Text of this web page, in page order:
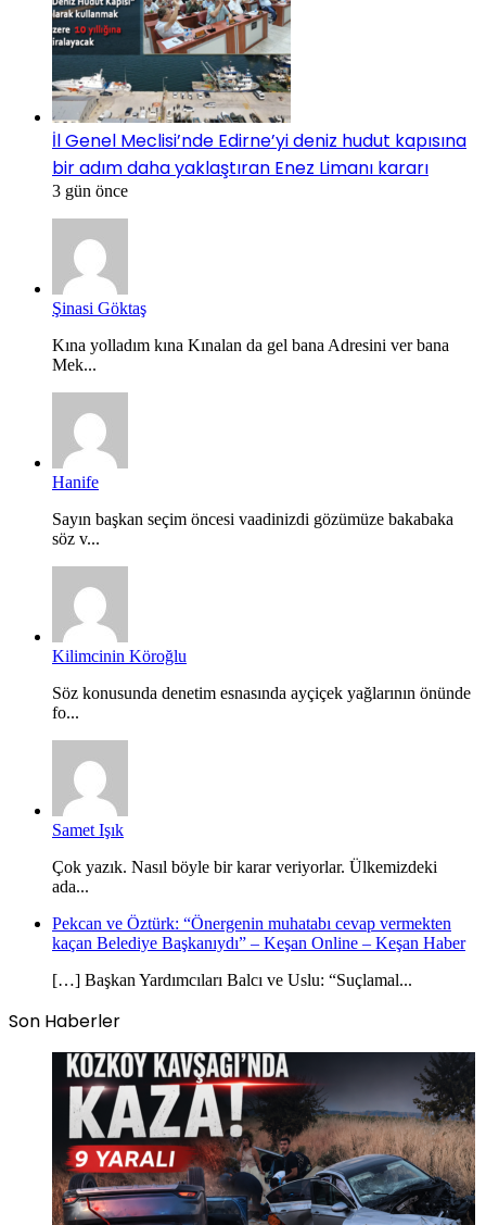
İl Genel Meclisi’nde Edirne’yi deniz hudut kapısına
bir adım daha yaklaştıran Enez Limanı kararı
3 gün önce
Şinasi Göktaş
Kına yolladım kına Kınalan da gel bana Adresini ver bana
Mek...
Hanife
Sayın başkan seçim öncesi vaadinizdi gözümüze bakabaka
söz v...
Kilimcinin Köroğlu
Söz konusunda denetim esnasında ayçiçek yağlarının önünde
fo...
Samet Işık
Çok yazık. Nasıl böyle bir karar veriyorlar. Ülkemizdeki
ada...
Pekcan ve Öztürk: “Önergenin muhatabı cevap vermekten
kaçan Belediye Başkanıydı” – Keşan Online – Keşan Haber
[…] Başkan Yardımcıları Balcı ve Uslu: “Suçlamal...
Son Haberler